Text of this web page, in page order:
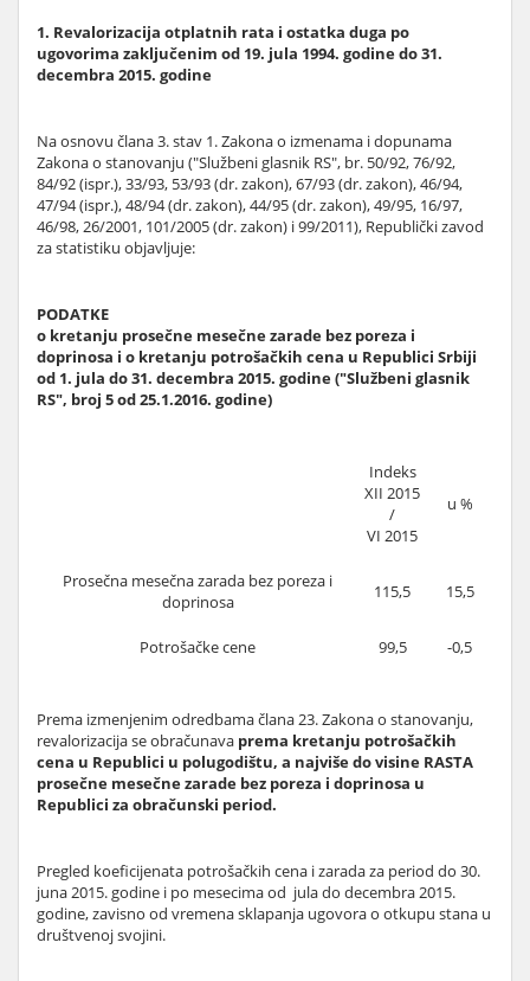
1. Revalorizacija otplatnih rata i ostatka duga po
ugovorima zaključenim od 19. jula 1994. godine do 31.
decembra 2015. godine
Na osnovu člana 3. stav 1. Zakona o izmenama i dopunama
Zakona o stanovanju ("Službeni glasnik RS", br. 50/92, 76/92,
84/92 (ispr.), 33/93, 53/93 (dr. zakon), 67/93 (dr. zakon), 46/94,
47/94 (ispr.), 48/94 (dr. zakon), 44/95 (dr. zakon), 49/95, 16/97,
46/98, 26/2001, 101/2005 (dr. zakon) i 99/2011), Republički zavod
za statistiku objavljuje:
PODATKE
o kretanju prosečne mesečne zarade bez poreza i
doprinosa i o kretanju potrošačkih cena u Republici Srbiji
od 1. jula do 31. decembra 2015. godine ("Službeni glasnik
RS", broj 5 od 25.1.2016. godine)
Indeks
XII 2015
/
VI 2015
u %
Prosečna mesečna zarada bez poreza i
doprinosa
115,5 15,5
Potrošačke cene 99,5 -0,5
Prema izmenjenim odredbama člana 23. Zakona o stanovanju,
revalorizacija se obračunava prema kretanju potrošačkih
cena u Republici u polugodištu, a najviše do visine RASTA
prosečne mesečne zarade bez poreza i doprinosa u
Republici za obračunski period.
Pregled koeficijenata potrošačkih cena i zarada za period do 30.
juna 2015. godine i po mesecima od jula do decembra 2015.
godine, zavisno od vremena sklapanja ugovora o otkupu stana u
društvenoj svojini.